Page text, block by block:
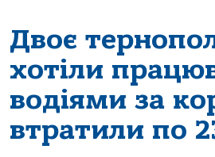
Двоє
хотіли
водіями за
втратили по